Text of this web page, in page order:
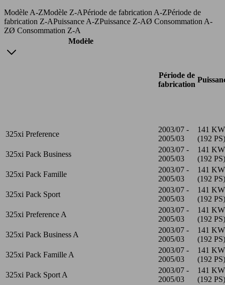
Modèle A-ZModèle Z-APériode de fabrication A-ZPériode de
fabrication Z-APuissance A-ZPuissance Z-AØ Consommation A-
ZØ Consommation Z-A
Modèle
Période de
fabrication
325xi Preference
2003/07 -
2005/03
141 KW
(192 PS)
325xi Pack Business
2003/07 -
2005/03
141 KW
(192 PS)
325xi Pack Famille
2003/07 -
2005/03
141 KW
(192 PS)
325xi Pack Sport
2003/07 -
2005/03
141 KW
(192 PS)
325xi Preference A
2003/07 -
2005/03
141 KW
(192 PS)
325xi Pack Business A
2003/07 -
2005/03
141 KW
(192 PS)
325xi Pack Famille A
2003/07 -
2005/03
141 KW
(192 PS)
325xi Pack Sport A
2003/07 -
2005/03
141 KW
(192 PS)